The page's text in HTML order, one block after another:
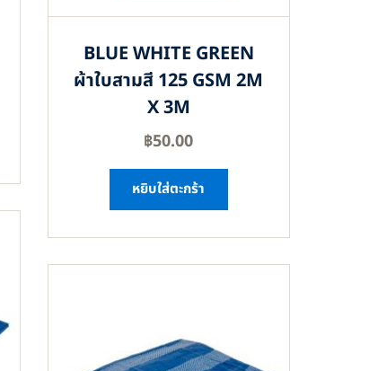
BLUE WHITE GREEN
ผ้าใบสามสี 125 GSM 2M
X 3M
฿50.00
หยิบใส่ตะกร้า